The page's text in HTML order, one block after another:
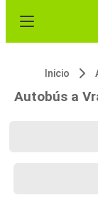
Inicio
Autobús a